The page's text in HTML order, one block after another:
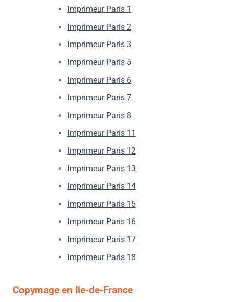
Imprimeur Paris 1
Imprimeur Paris 2
Imprimeur Paris 3
Imprimeur Paris 5
Imprimeur Paris 6
Imprimeur Paris 7
Imprimeur Paris 8
Imprimeur Paris 11
Imprimeur Paris 12
Imprimeur Paris 13
Imprimeur Paris 14
Imprimeur Paris 15
Imprimeur Paris 16
Imprimeur Paris 17
Imprimeur Paris 18
Copymage en Ile-de-France